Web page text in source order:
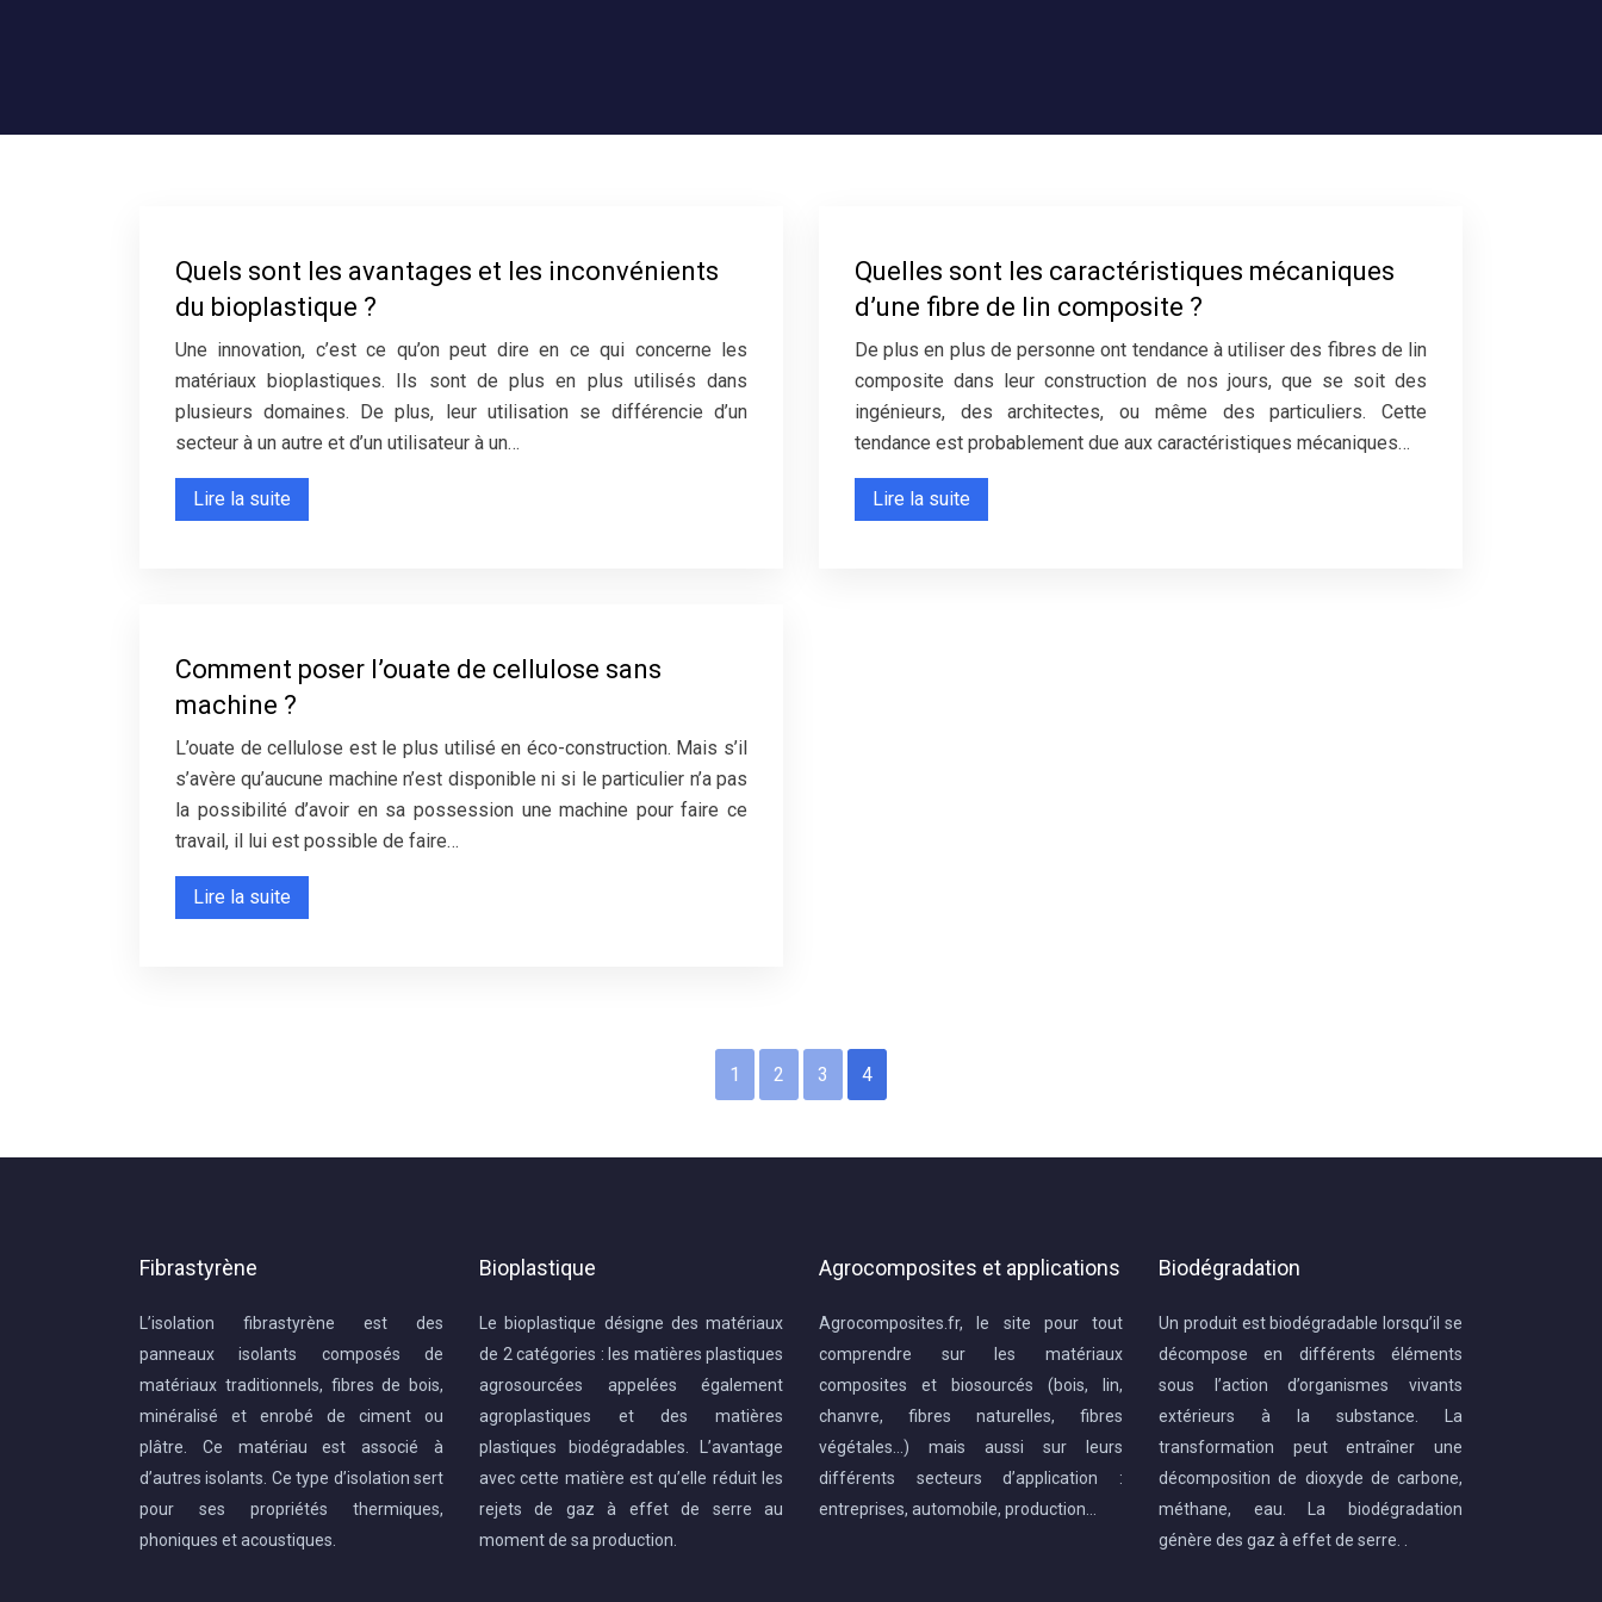
Quels sont les avantages et les inconvénients
du bioplastique ?
Une innovation, c’est ce qu’on peut dire en ce qui concerne les
matériaux bioplastiques. Ils sont de plus en plus utilisés dans
plusieurs domaines. De plus, leur utilisation se différencie d’un
secteur à un autre et d’un utilisateur à un…
Lire la suite
Quelles sont les caractéristiques mécaniques
d’une fibre de lin composite ?
De plus en plus de personne ont tendance à utiliser des fibres de lin
composite dans leur construction de nos jours, que se soit des
ingénieurs, des architectes, ou même des particuliers. Cette
tendance est probablement due aux caractéristiques mécaniques…
Lire la suite
Comment poser l’ouate de cellulose sans
machine ?
L’ouate de cellulose est le plus utilisé en éco-construction. Mais s’il
s’avère qu’aucune machine n’est disponible ni si le particulier n’a pas
la possibilité d’avoir en sa possession une machine pour faire ce
travail, il lui est possible de faire…
Lire la suite
1 2 3 4
Fibrastyrène
L’isolation fibrastyrène est des
panneaux isolants composés de
matériaux traditionnels, fibres de bois,
minéralisé et enrobé de ciment ou
plâtre. Ce matériau est associé à
d’autres isolants. Ce type d’isolation sert
pour ses propriétés thermiques,
phoniques et acoustiques.
Bioplastique
Le bioplastique désigne des matériaux
de 2 catégories : les matières plastiques
agrosourcées appelées également
agroplastiques et des matières
plastiques biodégradables. L’avantage
avec cette matière est qu’elle réduit les
rejets de gaz à effet de serre au
moment de sa production.
Agrocomposites et applications
Agrocomposites.fr, le site pour tout
comprendre sur les matériaux
composites et biosourcés (bois, lin,
chanvre, fibres naturelles, fibres
végétales…) mais aussi sur leurs
différents secteurs d’application :
entreprises, automobile, production…
Biodégradation
Un produit est biodégradable lorsqu’il se
décompose en différents éléments
sous l’action d’organismes vivants
extérieurs à la substance. La
transformation peut entraîner une
décomposition de dioxyde de carbone,
méthane, eau. La biodégradation
génère des gaz à effet de serre. .